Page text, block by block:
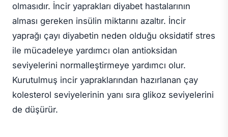
olmasıdır. İncir yaprakları diyabet hastalarının
alması gereken insülin miktarını azaltır. İncir
yaprağı çayı diyabetin neden olduğu oksidatif stres
ile mücadeleye yardımcı olan antioksidan
seviyelerini normalleştirmeye yardımcı olur.
Kurutulmuş incir yapraklarından hazırlanan çay
kolesterol seviyelerinin yanı sıra glikoz seviyelerini
de düşürür.